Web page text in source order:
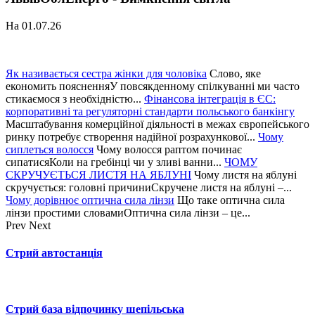
На 01.07.26
Як називається сестра жінки для чоловіка Слово, яке
економить поясненняУ повсякденному спілкуванні ми часто
стикаємося з необхідністю... Фінансова інтеграція в ЄС:
корпоративні та регуляторні стандарти польського банкінгу
Масштабування комерційної діяльності в межах європейського
ринку потребує створення надійної розрахункової... Чому
сиплеться волосся Чому волосся раптом починає
сипатисяКоли на гребінці чи у зливі ванни... ЧОМУ
СКРУЧУЄТЬСЯ ЛИСТЯ НА ЯБЛУНІ Чому листя на яблуні
скручується: головні причиниСкручене листя на яблуні –...
Чому дорівнює оптична сила лінзи Що таке оптична сила
лінзи простими словамиОптична сила лінзи – це...
Prev Next
Стрий автостанція
Стрий база відпочинку шепільська